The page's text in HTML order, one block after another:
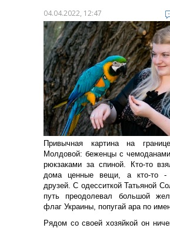
04.04.2022, 12:47
Привычная картина на
Молдовой: беженцы с
рюкзаками за спиной. Кто-то
дома ценные вещи, а кто-то -
друзей. С одесситкой Татьяной
путь преодолевал большой
флаг Украины, попугай ара по
Рядом со своей хозяйкой он